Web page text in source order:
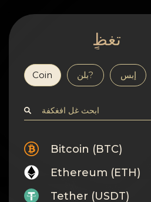
اف?نالٍل
AML/CFT
افسرٍة
اتصف بلا
Wiki
FAQ
تغظٍ
Coin بلن? إبس
Bitcoin (BTC)
Ethereum (ETH)
Tether (USDT)